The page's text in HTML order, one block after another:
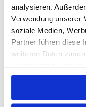
analysieren.
Verwendung unserer
soziale Medien,
Partner führen diese
weiteren Daten
gesammelt haben.
ALLE